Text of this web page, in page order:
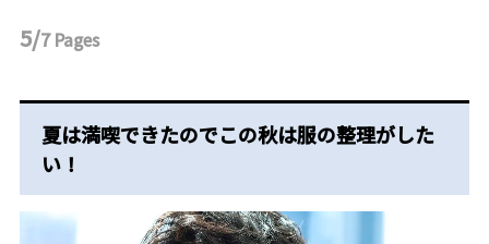
5/7Pages
夏は満喫できたのでこの秋は服の整理がした
い！